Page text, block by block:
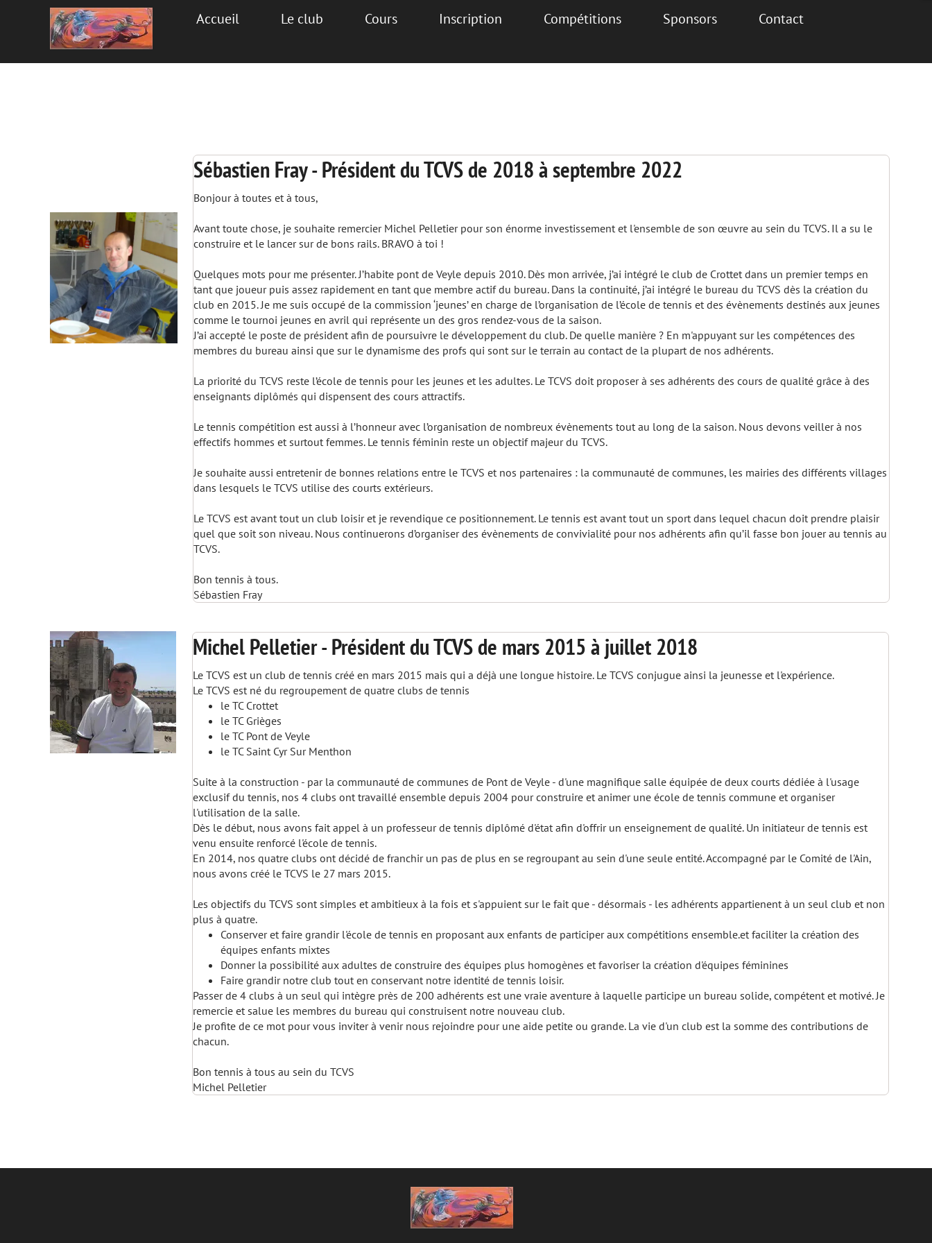
Accueil Le club Cours Inscription Compétitions Sponsors Contact
Sébastien Fray - Président du TCVS de 2018 à septembre 2022
Bonjour à toutes et à tous,
Avant toute chose, je souhaite remercier Michel Pelletier pour son énorme investissement et l'ensemble de son œuvre au sein du TCVS. Il a su le
construire et le lancer sur de bons rails. BRAVO à toi !
Quelques mots pour me présenter. J’habite pont de Veyle depuis 2010. Dès mon arrivée, j’ai intégré le club de Crottet dans un premier temps en
tant que joueur puis assez rapidement en tant que membre actif du bureau. Dans la continuité, j’ai intégré le bureau du TCVS dès la création du
club en 2015. Je me suis occupé de la commission ‘jeunes’ en charge de l’organisation de l’école de tennis et des évènements destinés aux jeunes
comme le tournoi jeunes en avril qui représente un des gros rendez-vous de la saison.
J’ai accepté le poste de président afin de poursuivre le développement du club. De quelle manière ? En m'appuyant sur les compétences des
membres du bureau ainsi que sur le dynamisme des profs qui sont sur le terrain au contact de la plupart de nos adhérents.
La priorité du TCVS reste l’école de tennis pour les jeunes et les adultes. Le TCVS doit proposer à ses adhérents des cours de qualité grâce à des
enseignants diplômés qui dispensent des cours attractifs.
Le tennis compétition est aussi à l’honneur avec l’organisation de nombreux évènements tout au long de la saison. Nous devons veiller à nos
effectifs hommes et surtout femmes. Le tennis féminin reste un objectif majeur du TCVS.
Je souhaite aussi entretenir de bonnes relations entre le TCVS et nos partenaires : la communauté de communes, les mairies des différents villages
dans lesquels le TCVS utilise des courts extérieurs.
Le TCVS est avant tout un club loisir et je revendique ce positionnement. Le tennis est avant tout un sport dans lequel chacun doit prendre plaisir
quel que soit son niveau. Nous continuerons d’organiser des évènements de convivialité pour nos adhérents afin qu’il fasse bon jouer au tennis au
TCVS.
Bon tennis à tous.
Sébastien Fray
Michel Pelletier - Président du TCVS de mars 2015 à juillet 2018
Le TCVS est un club de tennis créé en mars 2015 mais qui a déjà une longue histoire. Le TCVS conjugue ainsi la jeunesse et l'expérience.
Le TCVS est né du regroupement de quatre clubs de tennis
le TC Crottet
le TC Grièges
le TC Pont de Veyle
le TC Saint Cyr Sur Menthon
Suite à la construction - par la communauté de communes de Pont de Veyle - d'une magnifique salle équipée de deux courts dédiée à l'usage
exclusif du tennis, nos 4 clubs ont travaillé ensemble depuis 2004 pour construire et animer une école de tennis commune et organiser
l'utilisation de la salle.
Dès le début, nous avons fait appel à un professeur de tennis diplômé d'état afin d'offrir un enseignement de qualité. Un initiateur de tennis est
venu ensuite renforcé l'école de tennis.
En 2014, nos quatre clubs ont décidé de franchir un pas de plus en se regroupant au sein d'une seule entité. Accompagné par le Comité de l'Ain,
nous avons créé le TCVS le 27 mars 2015.
Les objectifs du TCVS sont simples et ambitieux à la fois et s'appuient sur le fait que - désormais - les adhérents appartienent à un seul club et non
plus à quatre.
Conserver et faire grandir l'école de tennis en proposant aux enfants de participer aux compétitions ensemble.et faciliter la création des
équipes enfants mixtes
Donner la possibilité aux adultes de construire des équipes plus homogènes et favoriser la création d'équipes féminines
Faire grandir notre club tout en conservant notre identité de tennis loisir.
Passer de 4 clubs à un seul qui intègre près de 200 adhérents est une vraie aventure à laquelle participe un bureau solide, compétent et motivé. Je
remercie et salue les membres du bureau qui construisent notre nouveau club.
Je profite de ce mot pour vous inviter à venir nous rejoindre pour une aide petite ou grande. La vie d'un club est la somme des contributions de
chacun.
Bon tennis à tous au sein du TCVS
Michel Pelletier